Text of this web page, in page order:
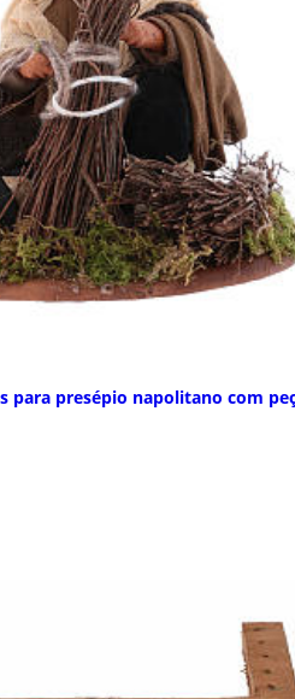
para presépio napolitano com